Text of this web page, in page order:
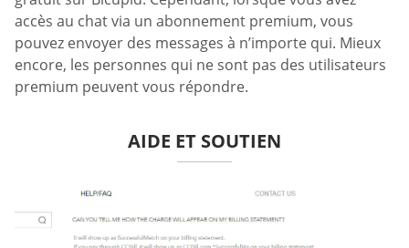
accès au chat via un abonnement premium, vous
pouvez envoyer des messages à n’importe qui. Mieux
encore, les personnes qui ne sont pas des utilisateurs
premium peuvent vous répondre.
AIDE ET SOUTIEN